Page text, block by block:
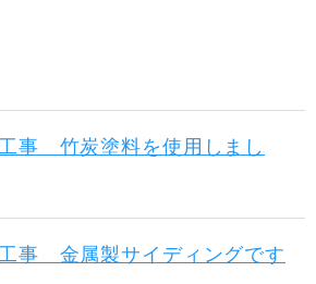
事 竹炭塗料を使用しまし
事 金属製サイディングです